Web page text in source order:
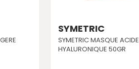
SYMETRIC
SYMETRIC MASQUE ACIDE
HYALURONIQUE 50GR